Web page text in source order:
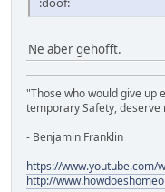
Ne aber gehofft.
"Those who would give up
temporary Safety,
- Benjamin Franklin
https://www.youtube.com/
http://